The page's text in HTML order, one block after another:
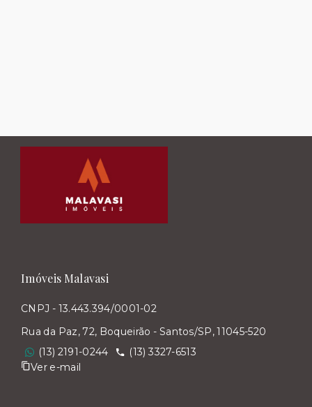
Imóveis Malavasi
CNPJ - 13.443.394/0001-02
Rua da Paz, 72, Boqueirão - Santos/SP, 11045-520
(13) 2191-0244
(13) 3327-6513
Ver e-mail